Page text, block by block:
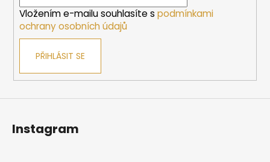
10
138
Kč
Vložením e-mailu souhlasíte s podmínkami
ochrany osobních údajů
PŘIHLÁSIT SE
Instagram